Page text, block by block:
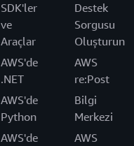
SDK'ler
ve
Araçlar
AWS'de
.NET
AWS'de
Python
AWS'de
Destek
Sorgusu
Oluşturun
AWS
re:Post
Bilgi
Merkezi
AWS